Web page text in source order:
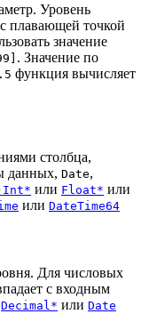
Уровень
плавающей точкой
значение
. Значение по
функция вычисляет
столбца,
данных, Date,
или Float* или
или DateTime64
Для числовых
с входным
Decimal* или Date